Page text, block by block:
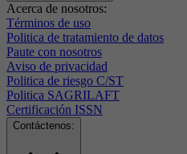
Acerca de nosotros:
Términos de uso
Politica de tratamiento de datos
Paute con nosotros
Aviso de privacidad
Politica de riesgo C/ST
Politica SAGRILAFT
Certificación ISSN
Contáctenos: